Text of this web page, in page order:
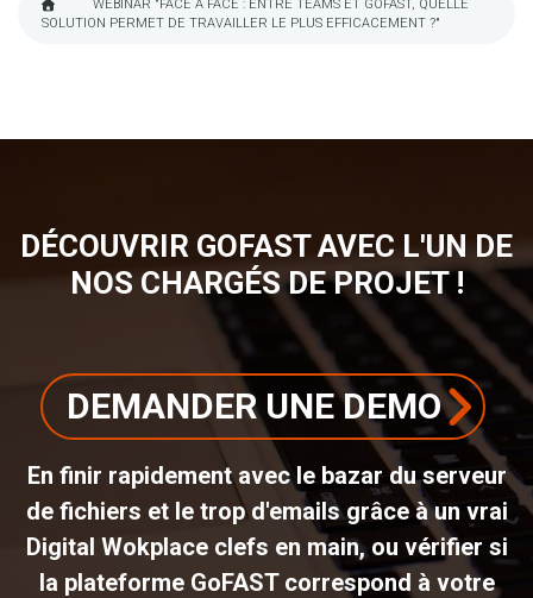
FIL
WEBINAR "FACE À FACE : ENTRE TEAMS ET GOFAST, QUELLE
SOLUTION PERMET DE TRAVAILLER LE PLUS EFFICACEMENT ?"
DÉCOUVRIR GOFAST AVEC L'UN DE
NOS CHARGÉS DE PROJET !
DEMANDER UNE DEMO
En finir rapidement avec le bazar du serveur
de fichiers et le trop d'emails grâce à un vrai
Digital Wokplace clefs en main, ou vérifier si
la plateforme GoFAST correspond à votre